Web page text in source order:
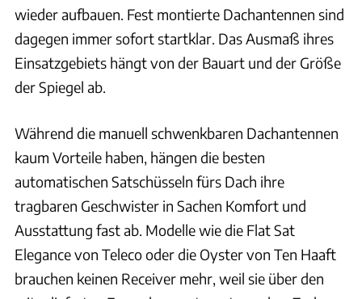
wieder aufbauen. Fest montierte Dachantennen sind
dagegen immer sofort startklar. Das Ausmaß ihres
Einsatzgebiets hängt von der Bauart und der Größe
der Spiegel ab.
Während die manuell schwenkbaren Dachantennen
kaum Vorteile haben, hängen die besten
automatischen Satschüsseln fürs Dach ihre
tragbaren Geschwister in Sachen Komfort und
Ausstattung fast ab. Modelle wie die Flat Sat
Elegance von Teleco oder die Oyster von Ten Haaft
brauchen keinen Receiver mehr, weil sie über den